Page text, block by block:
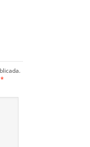
*